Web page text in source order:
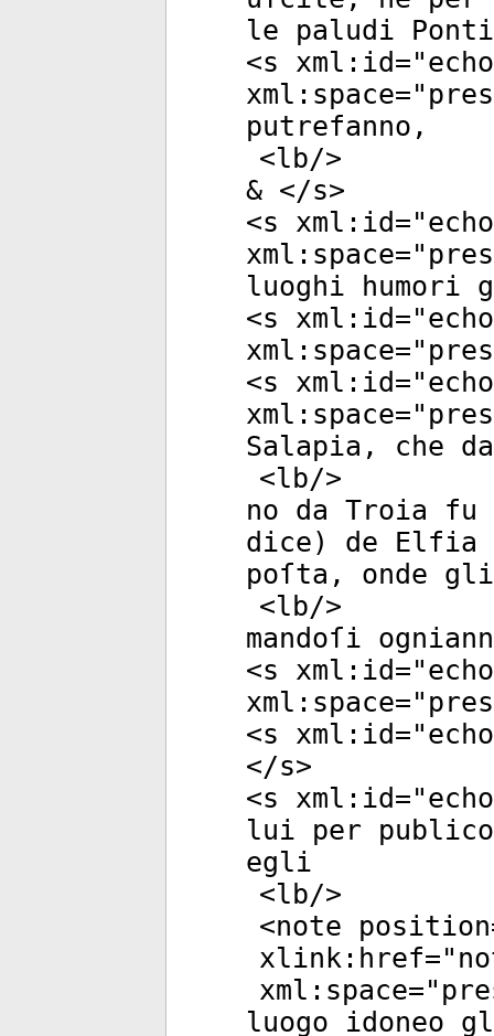
le paludi
<s xml:id="
xml:space="
putrefanno,
<lb/>
& </s>
<s xml:id="
xml:space="
luoghi humori
<s xml:id="
xml:space="
<s xml:id="
xml:space="
Salapia, che
<lb/>
no da Troia
dice) de Elfia
poſta, onde
<lb/>
mandoſi
<s xml:id="
xml:space="
<s xml:id="
</s>
<s xml:id="
lui per publico
egli
<lb/>
<note position
xlink:href="
xml:space="
luogo idoneo